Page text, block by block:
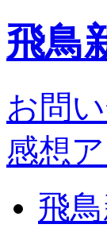
飛鳥
お問
感想
飛